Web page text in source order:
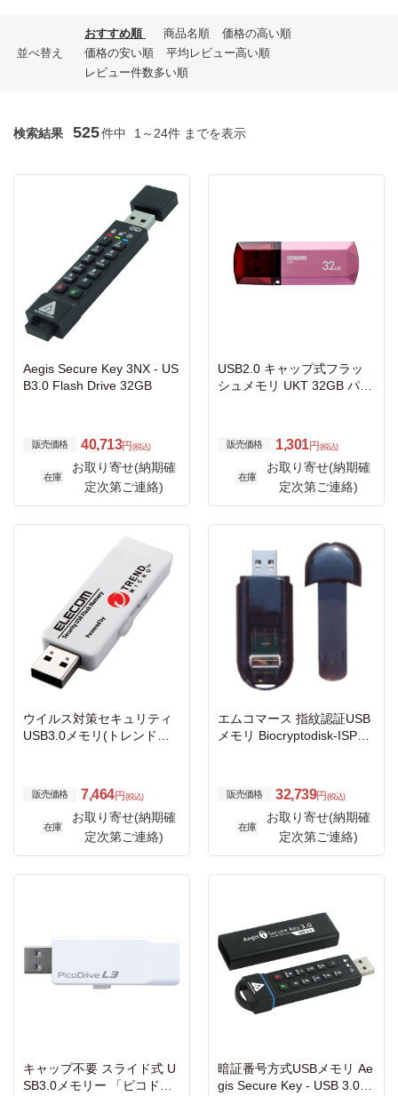
並べ替え
おすすめ順 商品名順
価格の高い順
価格の安い順
平均レビュー高い順
レビュー件数多い順
検索結果 525件中 1～24件 までを表示
Aegis Secure Key 3NX - US
B3.0 Flash Drive 32GB
販売価格 40,713円 (税込)
在庫
お取り寄せ(納期確
定次第ご連絡)
USB2.0 キャップ式フラッ
シュメモリ UKT 32GB パッ
販売価格 1,301円 (税込)
在庫
お取り寄せ(納期確
定次第ご連絡)
ウイルス対策セキュリティ
USB3.0メモリ(トレンドマ
販売価格 7,464円 (税込)
在庫
お取り寄せ(納期確
定次第ご連絡)
エムコマース 指紋認証USB
メモリ Biocryptodisk-ISPX
販売価格 32,739円 (税込)
在庫
お取り寄せ(納期確
定次第ご連絡)
キャップ不要 スライド式 U
SB3.0メモリー 「ピコドラ
暗証番号方式USBメモリ Ae
gis Secure Key - USB 3.0 Fl